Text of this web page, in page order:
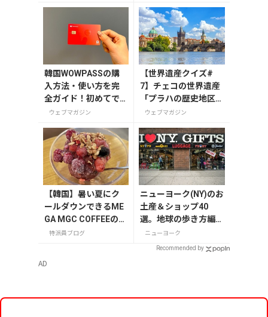
韓国WOWPASSの購
入方法・使い方を完
全ガイド！初めてで
も迷わない
ウェブマガジン
【世界遺産クイズ#
7】チェコの世界遺産
「プラハの歴史地区」
を流れる川の名前は？
ウェブマガジン
【韓国】暑い夏にク
ールダウンできるME
GA MGC COFFEEのデ
ザート
特派員ブログ
ニューヨーク(NY)のお
土産＆ショップ40
選。地球の歩き方編集
者セレクト！
ニューヨーク
Recommended by
AD